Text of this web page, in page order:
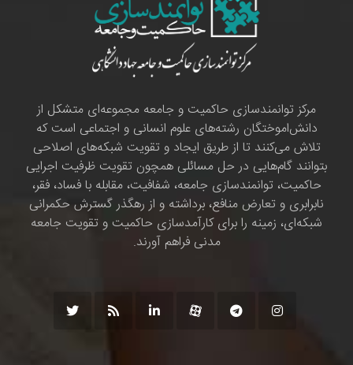
مرکز توانمندسازی حاکمیت و جامعه مجموعه‌ای متشکل از
دانش‌اموختگان رشته‌های علوم انسانی و اجتماعی است که
تلاش می‌کنند تا از طریق ایجاد و تقویت شبکه‌های اصلاحی
بتوانند گام‌هایی در حل مسائلی همچون تقویت ظرفیت اجرایی
حاکمیت، توانمندسازی جامعه، شفافیت، مقابله با فساد، فقر،
نابرابری و تعارض منافع، برداشته و از رهگذر گسترش حکمرانی
شبکه‌ای، زمینه را برای کارآمدسازی حاکمیت و تقویت جامعه
مدنی فراهم آورند.